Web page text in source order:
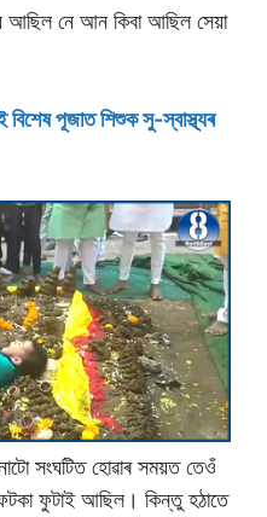
আছিল নে আন কিবা আছিল সেয়া
পূজাত শিশুক সু-স্বাস্থ্যৰ
সংঘটিত হোৱাৰ সময়ত তেওঁ
ফুটাই আছিল। কিন্তু হঠাতে